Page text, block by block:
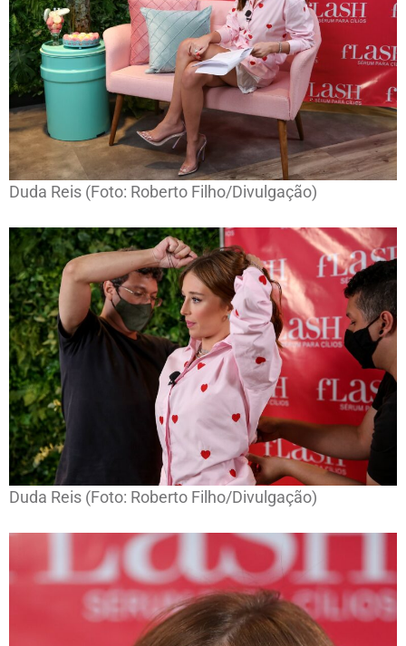
Duda Reis (Foto: Roberto Filho/Divulgação)
Duda Reis (Foto: Roberto Filho/Divulgação)